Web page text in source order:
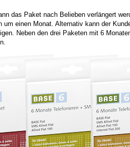
das Paket nach Belieben verlängert
einen Monat. Alternativ kann der
Neben den drei Paketen mit 6